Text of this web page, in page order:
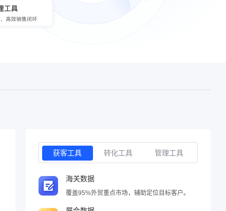
获客工具 转化工具 管理工具
海关数据
覆盖95%外贸重点市场，辅助定位目标客户。